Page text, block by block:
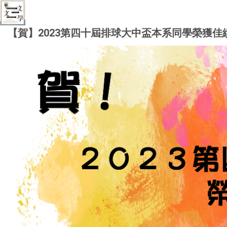
【賀】2023第四十屆排球大中盃本系同學榮獲佳